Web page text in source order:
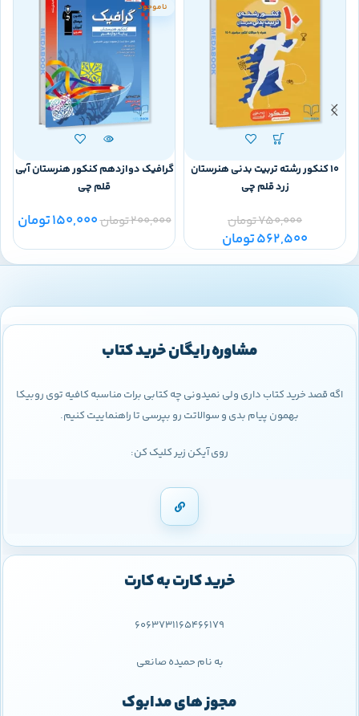
10 کنکور رشته تربیت بدنی هنرستان
زرد قلم چی
750,000تومان
562,500تومان
ناموجود
گرافیک دوازدهم کنکور هنرستان آبی
قلم چی
200,000تومان150,000تومان
مشاوره رایگان خرید کتاب
اگه قصد خرید کتاب داری ولی نمیدونی چه کتابی برات مناسبه کافیه توی روبیکا
بهمون پیام بدی و سوالاتت رو بپرسی تا راهنماییت کنیم.
روی آیکن زیر کلیک کن:
خرید کارت به کارت
6063731165466179
به نام حمیده صانعی
مجوز های مدابوک